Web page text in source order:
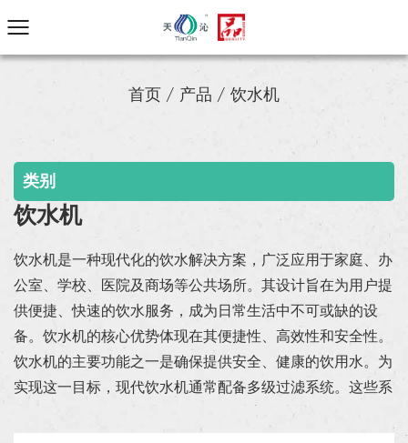
首页 / 产品 / 饮水机
类别
饮水机
饮水机是一种现代化的饮水解决方案，广泛应用于家庭、办
公室、学校、医院及商场等公共场所。其设计旨在为用户提
供便捷、快速的饮水服务，成为日常生活中不可或缺的设
备。饮水机的核心优势体现在其便捷性、高效性和安全性。
饮水机的主要功能之一是确保提供安全、健康的饮用水。为
实现这一目标，现代饮水机通常配备多级过滤系统。这些系
统结合了PP棉、活性炭、KDF等多种高效滤芯，能够有效